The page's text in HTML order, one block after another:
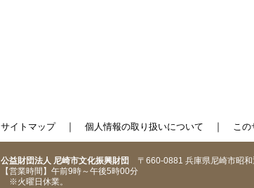
サイトマップ｜ 個人情報の取り扱いについて ｜ この
公益財団法人 尼崎市文化振興財団 〒660-0881 兵庫県尼崎市昭和
【営業時間】午前9時～午後5時00分
※火曜日休業。